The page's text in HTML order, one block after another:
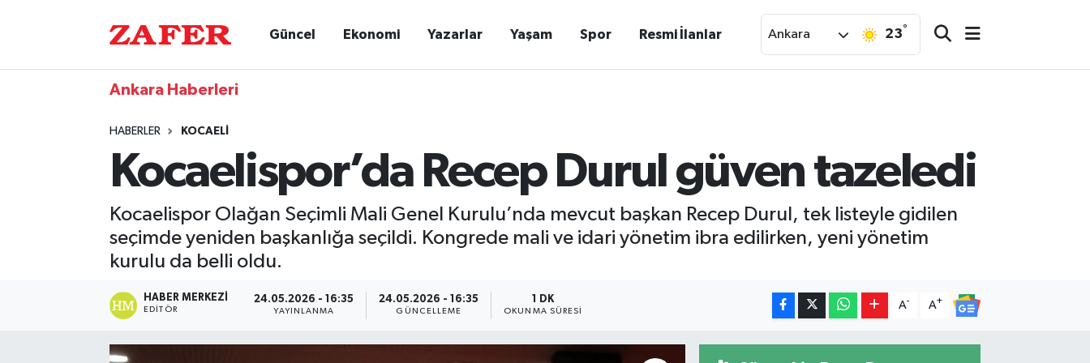
Güncel Ekonomi Yazarlar Yaşam Spor Resmi İlanlar Ankara 23°
Ankara Haberleri
HABERLER KOCAELI
Kocaelispor’da Recep Durul güven tazeledi
Kocaelispor Olağan Seçimli Mali Genel Kurulu’nda mevcut başkan Recep Durul, tek listeyle gidilen
seçimde yeniden başkanlığa seçildi. Kongrede mali ve idari yönetim ibra edilirken, yeni yönetim
kurulu da belli oldu.
HABER MERKEZI
EDITÖR
24.05.2026 - 16:35
YAYINLANMA
24.05.2026 - 16:35
GÜNCELLEME
1 DK
OKUNMA SÜRESI
A- A+